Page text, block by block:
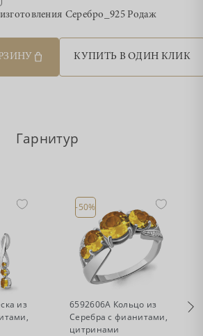
Серебро_925 Родаж
КУПИТЬ В ОДИН КЛИК
Гарнитур
из
-50%
Есть в наличии
6592606А Кольцо из
Серебра с фианитами,
цитринами